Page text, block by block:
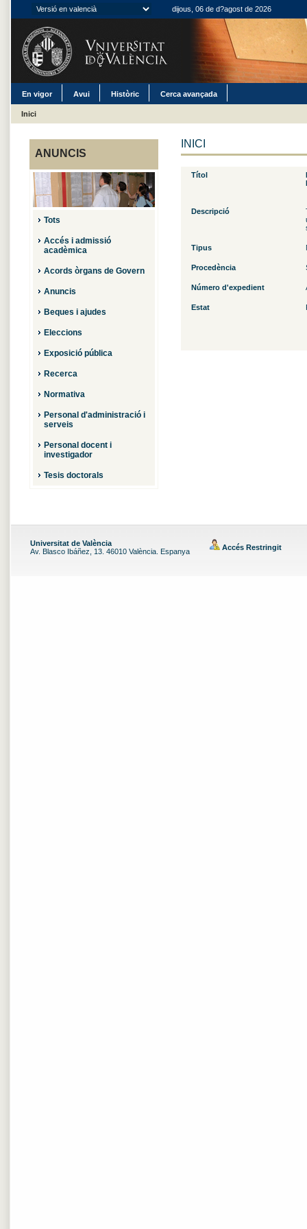
dijous, 06 de d?agost de 2026
En vigor Avui Històric Cerca avançada
Inici
ANUNCIS
Tots
Accés i admissió
acadèmica
Acords òrgans de Govern
Anuncis
Beques i ajudes
Eleccions
Exposició pública
Recerca
Normativa
Personal d'administració i
serveis
Personal docent i
investigador
Tesis doctorals
INICI
Títol
Descripció
Tipus
Procedència
Número d'expedient
Estat
Universitat de València
Av. Blasco Ibáñez, 13. 46010 València. Espanya
Accés Restringit